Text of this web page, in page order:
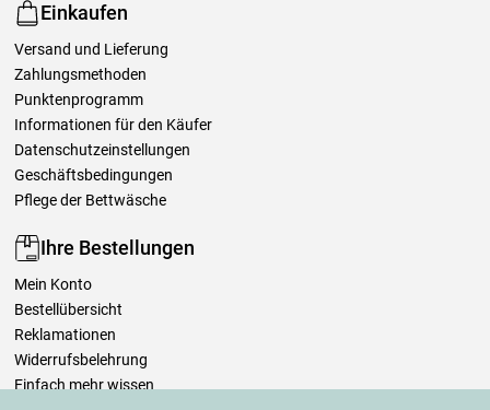
Einkaufen
Versand und Lieferung
Zahlungsmethoden
Punktenprogramm
Informationen für den Käufer
Datenschutzeinstellungen
Geschäftsbedingungen
Pflege der Bettwäsche
Ihre Bestellungen
Mein Konto
Bestellübersicht
Reklamationen
Widerrufsbelehrung
Einfach mehr wissen